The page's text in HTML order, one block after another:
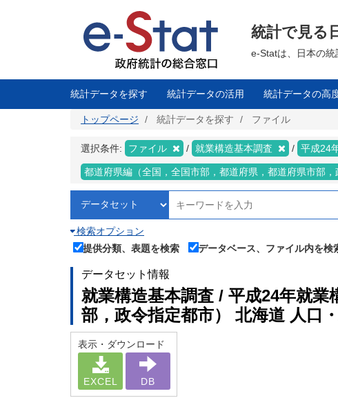
に
統計で見る
e-Statは、日本の
統計データを探す 統計データの活用 統計データの高
トップページ 統計データを探す ファイル
選択条件: ファイル 就業構造基本調査 平成24
都道府県編（全国，全国市部，都道府県，都道府県市部，
検索オプション
提供分類、表題を検索
データベース、ファイル内を検
データセット情報
就業構造基本調査 / 平成24年就
部，政令指定都市） 北海道 人口
表示・ダウンロード
EXCEL DB